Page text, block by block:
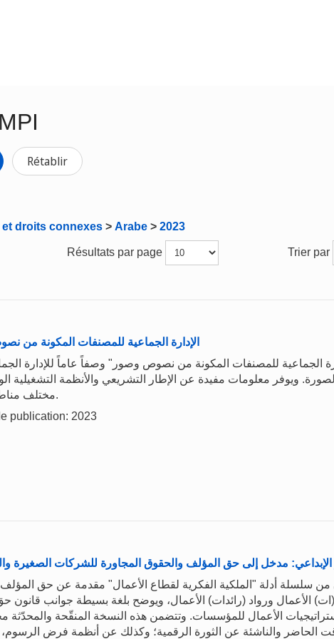
Rétablir
droits connexes > Arabe > 2023
Résultats par page Trier par
الإدارة الجماعية للمصنفات المكونة من
الجماعية للمصنفات المكونة من نصوص وصور" وصفاً عاماً للإدارة
ويوفر معلومات مفيدة عن الإطار التشريعي والأنظمة التشغيلية
مختلف مناطق العالم.
publication: 2023
الإبداعي: مدخل إلى حق المؤلف والحقوق المجاورة للشركات الصغيرة
من سلسلة أدلة "الملكية الفكرية لقطاع الأعمال" مقدمة عن حق
الأعمال ورواد (رائدات) الأعمال، ويوضح بلغة بسيطة جوانب قانون
الأعمال للمؤسسات. وتتضمن هذه النسخة المنقّحة والمحدّثة
الحاضر والناشئة عن الثورة الرقمية؛ وكذلك عن أنظمة فرض الرسوم،